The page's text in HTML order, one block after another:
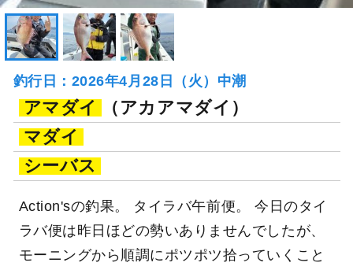
釣行日：2026年4月28日（火）中潮
アマダイ
（アカアマダイ）
マダイ
シーバス
Action'sの釣果。 タイラバ午前便。 今日のタイ
ラバ便は昨日ほどの勢いありませんでしたが、
モーニングから順調にポツポツ拾っていくこと